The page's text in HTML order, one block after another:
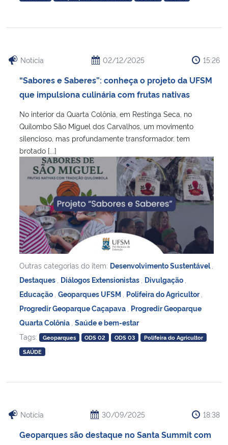
Notícia 02/12/2025 15:26
“Sabores e Saberes”: conheça o projeto da UFSM
que impulsiona culinária com frutas nativas
No interior da Quarta Colônia, em Restinga Seca, no
Quilombo São Miguel dos Carvalhos, um movimento
silencioso, mas profundamente transformador, tem
brotado [...]
Outras categorias do item: Desenvolvimento Sustentável
Destaques Diálogos Extensionistas Divulgação
Educação Geoparques UFSM Polifeira do Agricultor
Progredir Geoparque Caçapava Progredir Geoparque
Quarta Colônia Saúde e bem-estar
Tags:
Geoparques ODS 02 ODS 03
Polifeira do Agricultor
SAÚDE
Notícia 30/09/2025 18:38
Geoparques são destaque no Santa Summit com